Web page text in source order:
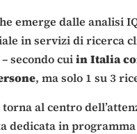
emerge dalle analisi
in servizi di ricerca
secondo cuiinItalia
, ma solo 1 su 3
al centro
dedicata in